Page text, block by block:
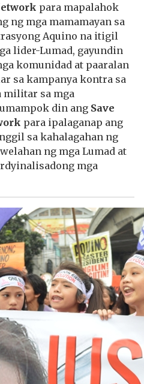
para mapalahok
ng mga mamamayan sa
Aquino na itigil
lider-Lumad, gayundin
komunidad at paaralan
sa kampanya kontra sa
militar sa mga
din ang Save
para ipalaganap ang
sa kahalagahan ng
ng mga Lumad at
mga